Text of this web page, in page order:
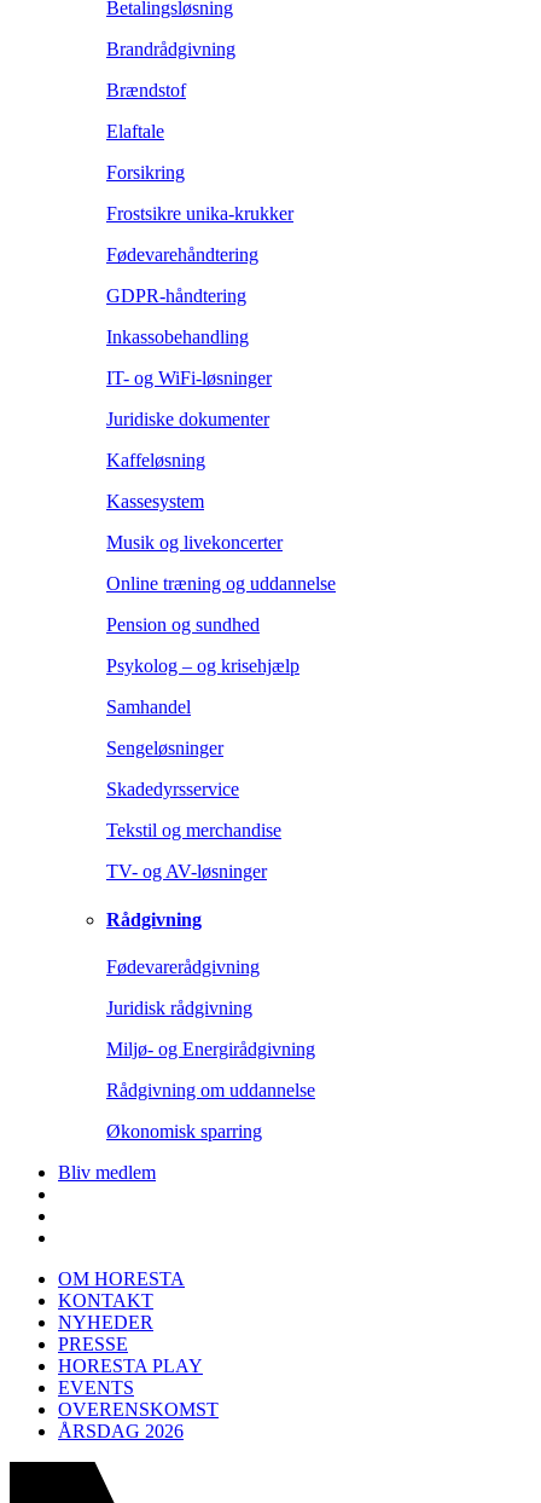
Betalingsløsning
Brandrådgivning
Brændstof
Elaftale
Forsikring
Frostsikre unika-krukker
Fødevarehåndtering
GDPR-håndtering
Inkassobehandling
IT- og WiFi-løsninger
Juridiske dokumenter
Kaffeløsning
Kassesystem
Musik og livekoncerter
Online træning og uddannelse
Pension og sundhed
Psykolog – og krisehjælp
Samhandel
Sengeløsninger
Skadedyrsservice
Tekstil og merchandise
TV- og AV-løsninger
Rådgivning
Fødevarerådgivning
Juridisk rådgivning
Miljø- og Energirådgivning
Rådgivning om uddannelse
Økonomisk sparring
Bliv medlem
OM HORESTA
KONTAKT
NYHEDER
PRESSE
HORESTA PLAY
EVENTS
OVERENSKOMST
ÅRSDAG 2026